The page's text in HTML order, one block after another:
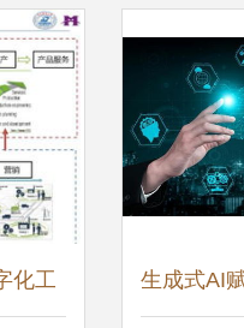
化工 生成式AI